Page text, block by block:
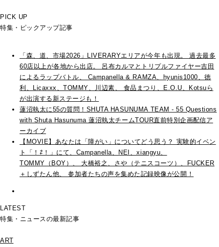
PICK UP
特集・ピックアップ記事
「森、道、市場2026」LIVERARYエリアが今年も出現。 過去最多
60店以上が各地から出店。 呂布カルマとトリプルファイヤー吉田
によるラップバトル、 Campanella & RAMZA、hyunis1000、徳
利、Licaxxx、TOMMY、川辺素、 食品まつり、E.O.U、Kotsuら
が出演する新ステージも！
蓮沼執太に55の質問！SHUTA HASUNUMA TEAM - 55 Questions
with Shuta Hasunuma 蓮沼執太チームTOUR直前特別企画配信ア
ーカイブ
【MOVIE】あなたは「障がい」についてどう思う？ 実験的イベン
ト「！⇄！」にて、Campanella、NEI、xiangyu、
TOMMY（BOY）、 大橋裕之、さや（テニスコーツ）、FUCKER
＋しずたん他、 参加者たちの声を集めた記録映像が公開！
LATEST
特集・ニュースの最新記事
ART